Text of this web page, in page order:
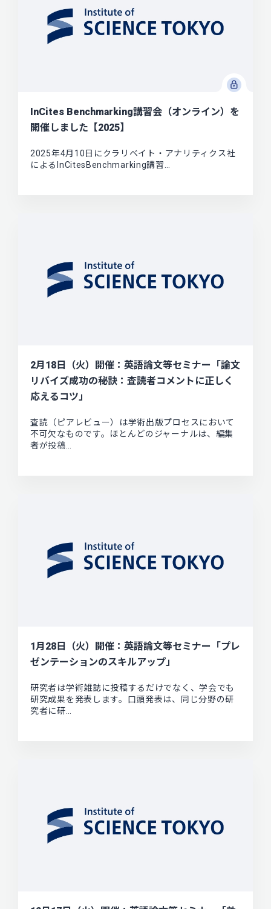
InCites Benchmarking講習会（オンライン）を
開催しました【2025】
2025年4月10日にクラリベイト・アナリティクス社
によるInCitesBenchmarking講習…
2月18日（火）開催：英語論文等セミナー「論文
リバイズ成功の秘訣：査読者コメントに正しく
応えるコツ」
査読（ピアレビュー）は学術出版プロセスにおいて
不可欠なものです。ほとんどのジャーナルは、編集
者が投稿…
1月28日（火）開催：英語論文等セミナー「プレ
ゼンテーションのスキルアップ」
研究者は学術雑誌に投稿するだけでなく、学会でも
研究成果を発表します。口頭発表は、同じ分野の研
究者に研…